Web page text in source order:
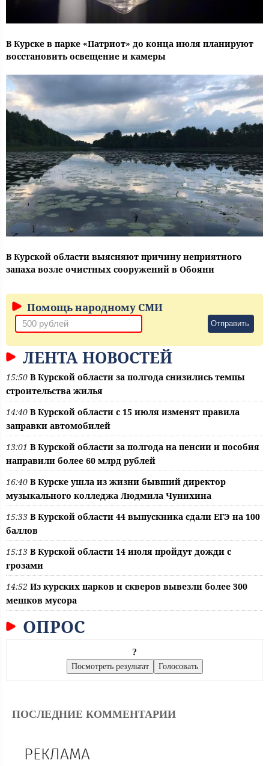
В Курске в парке «Патриот» до конца июля планируют
восстановить освещение и камеры
В Курской области выясняют причину неприятного
запаха возле очистных сооружений в Обояни
Помощь народному СМИ
Отправить
ЛЕНТА НОВОСТЕЙ
15:50 В Курской области за полгода снизились темпы
строительства жилья
14:40 В Курской области с 15 июля изменят правила
заправки автомобилей
13:01 В Курской области за полгода на пенсии и пособия
направили более 60 млрд рублей
16:40 В Курске ушла из жизни бывший директор
музыкального колледжа Людмила Чунихина
15:33 В Курской области 44 выпускника сдали ЕГЭ на 100
баллов
15:13 В Курской области 14 июля пройдут дожди с
грозами
14:52 Из курских парков и скверов вывезли более 300
мешков мусора
ОПРОС
?
ПОСЛЕДНИЕ КОММЕНТАРИИ
РЕКЛАМА